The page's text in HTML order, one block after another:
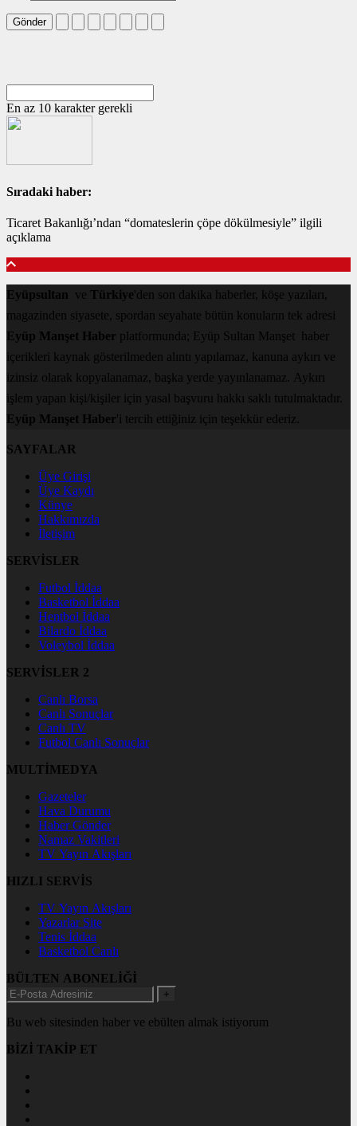
Gönder
En az 10 karakter gerekli
Sıradaki haber:
Ticaret Bakanlığı’ndan “domateslerin çöpe dökülmesiyle” ilgili
açıklama
Eyüpsultan ve Türkiye'den son dakika haberler, köşe yazıları,
magazinden siyasete, spordan seyahate bütün konuların tek adresi
Eyüp Manşet Haber platformunda; Eyüp Sultan Manşet haber
içerikleri kaynak gösterilmeden alıntı yapılamaz, kanuna aykırı ve
izinsiz olarak kopyalanamaz, başka yerde yayınlanamaz. Aykırı
işlem yapan kişi/kişiler için yasal başvuru hakkı saklı tutulmaktadır.
Eyüp Manşet Haber'i tercih ettiğiniz için teşekkür ederiz.
SAYFALAR
Üye Girişi
Üye Kaydı
Künye
Hakkımızda
İletişim
SERVİSLER
Futbol İddaa
Basketbol İddaa
Hentbol İddaa
Bilardo İddaa
Voleybol İddaa
SERVİSLER 2
Canlı Borsa
Canlı Sonuçlar
Canlı TV
Futbol Canlı Sonuçlar
MULTİMEDYA
Gazeteler
Hava Durumu
Haber Gönder
Namaz Vakitleri
TV Yayın Akışları
HIZLI SERVİS
TV Yayın Akışları
Yazarlar Site
Tenis İddaa
Basketbol Canlı
BÜLTEN ABONELİĞİ
+
Bu web sitesinden haber ve ebülten almak istiyorum
BİZİ TAKİP ET